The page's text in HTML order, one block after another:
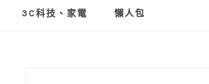
3C科技、家電 懶人包